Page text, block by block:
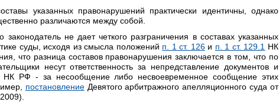
указанных правонарушений практически идентичны, однако
различаются между собой.
законодатель не дает четкого разграничения в составах указанных
суды, исходя из смысла положений п. 1 ст. 126и п. 1 ст. 129.1 НК
что разница составов правонарушения заключается в том, что по
несут ответственность за непредставление документов и
НК РФ - за несообщение либо несвоевременное сообщение этих
постановлениеДевятого арбитражного апелляционного суда от